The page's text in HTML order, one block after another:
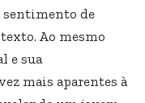
sentimento de
Ao mesmo
e sua
mais aparentes à